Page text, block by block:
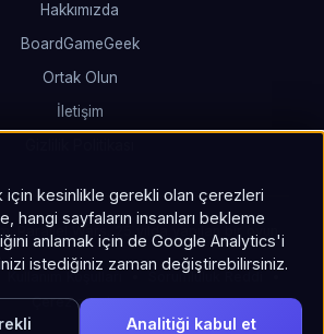
Hakkımızda
BoardGameGeek
Ortak Olun
İletişim
Parallel Wars. 25 yılda yapılan bir oyun.
Kullanım Koşulları Sorumluluk Reddi
Çerez ayarları
için kesinlikle gerekli olan çerezleri
hangi sayfaların insanları bekleme
anlamak için de Google Analytics'i
istediğiniz zaman değiştirebilirsiniz.
Analitiği kabul et